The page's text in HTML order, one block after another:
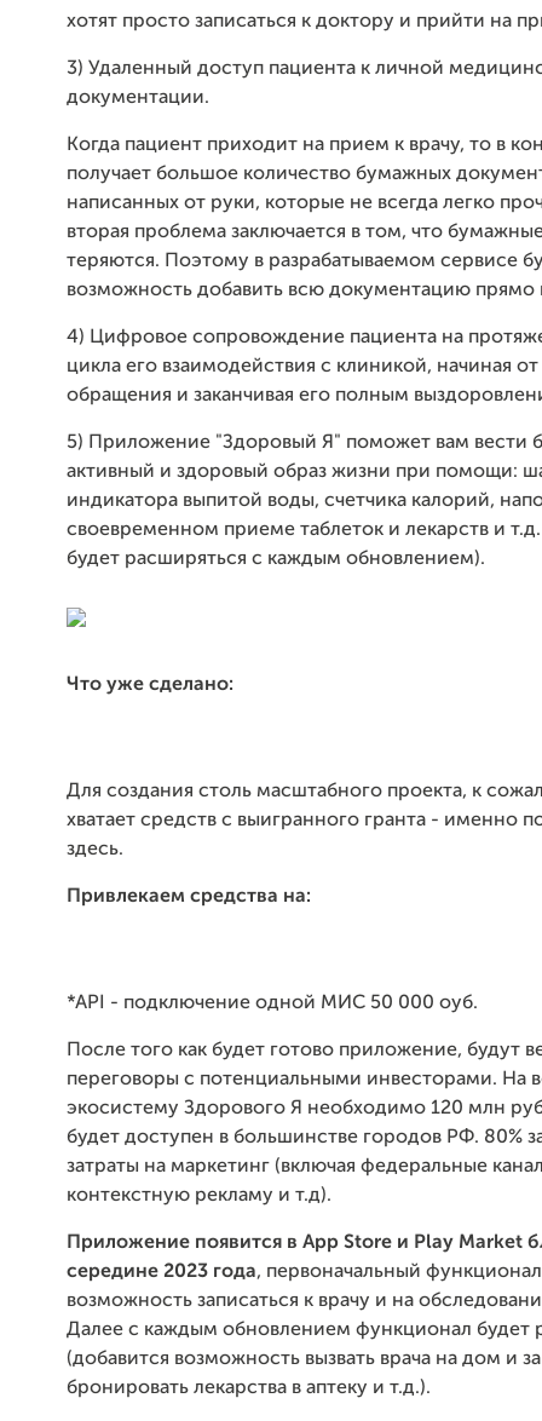
хотят просто записаться к доктору и прийти на
3) Удаленный доступ пациента к личной
документации.
Когда пациент приходит на прием к врачу, то в
получает большое количество бумажных
написанных от руки, которые не всегда легко
вторая проблема заключается в том, что
теряются. Поэтому в разрабатываемом сервисе
возможность добавить всю документацию прямо
4) Цифровое сопровождение пациента на
цикла его взаимодействия с клиникой, начиная
обращения и заканчивая его полным
5) Приложение "Здоровый Я" поможет вам вести
активный и здоровый образ жизни при помощи:
индикатора выпитой воды, счетчика калорий,
своевременном приеме таблеток и лекарств и
будет расширяться с каждым обновлением).
Что уже сделано:
Для создания столь масштабного проекта, к
хватает средств с выигранного гранта - именно
здесь.
Привлекаем средства на:
*API - подключение одной МИС 50 000 оуб.
После того как будет готово приложение, будут
переговоры с потенциальными инвесторами. На
экосистему Здорового Я необходимо 120 млн
будет доступен в большинстве городов РФ. 80%
затраты на маркетинг (включая федеральные
контекстную рекламу и т.д).
Приложение появится в App Store и Play Market
середине 2023 года, первоначальный функционал
возможность записаться к врачу и на
Далее с каждым обновлением функционал будет
(добавится возможность вызвать врача на дом и
бронировать лекарства в аптеку и т.д.).